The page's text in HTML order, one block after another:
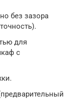
без зазора
для
с